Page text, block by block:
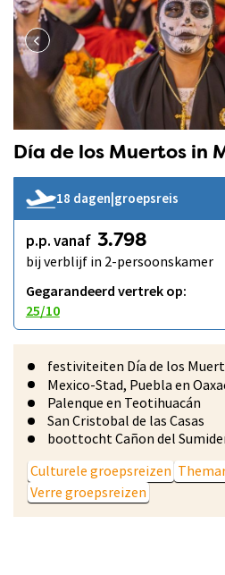
Día de los Muertos in
18 dagen groepsreis
p.p. vanaf 3.798
bij verblijf in 2-persoonskamer
Gegarandeerd vertrek op:
25/10
festiviteiten Día de los
Mexico-Stad, Puebla en
Palenque en Teotihuacán
San Cristobal de las Casas
boottocht Cañon del
Culturele groepsreizen
Verre groepsreizen